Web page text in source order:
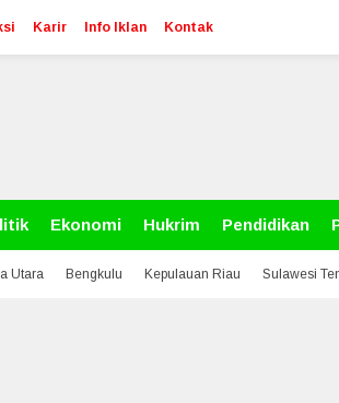
Karir Info Iklan Kontak
Ekonomi Hukrim Pendidikan
Utara Bengkulu Kepulauan Riau Sulawesi